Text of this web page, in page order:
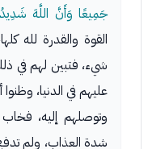
جَمِيعًا وَأَنَّ اللَّهَ
القوة والقدرة لله
شيء، فتبين لهم في
عليهم في الدنيا، وظنوا
وتوصلهم إليه،
شدة العذاب، ولم